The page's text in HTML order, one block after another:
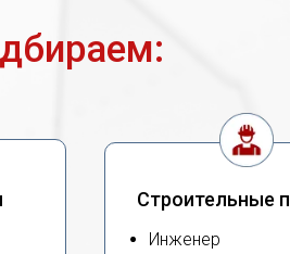
Строительные
Инженер